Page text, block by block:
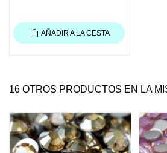
AÑADIR A LA CESTA
16 OTROS PRODUCTOS EN LA